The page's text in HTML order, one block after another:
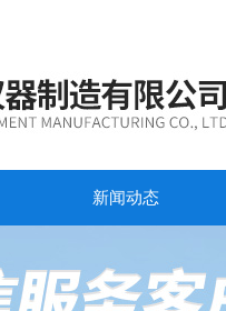
新闻动态